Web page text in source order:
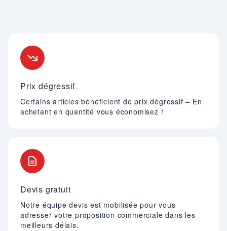
Prix dégressif
Certains articles bénéficient de prix dégressif – En
achetant en quantité vous économisez !
Devis gratuit
Notre équipe devis est mobilisée pour vous
adresser votre proposition commerciale dans les
meilleurs délais.